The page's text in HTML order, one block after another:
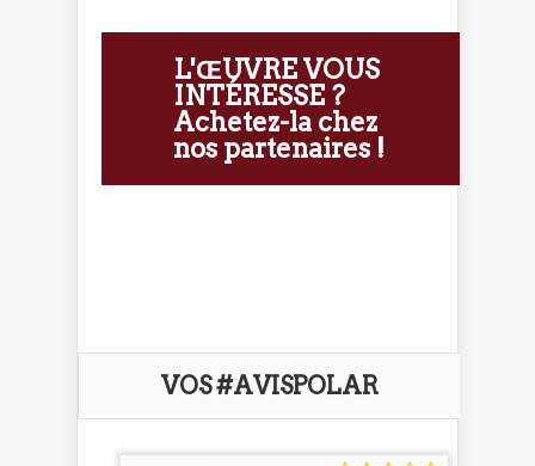
L'ŒUVRE VOUS
INTÉRESSE ?
Achetez-la chez
nos partenaires !
VOS #AVISPOLAR